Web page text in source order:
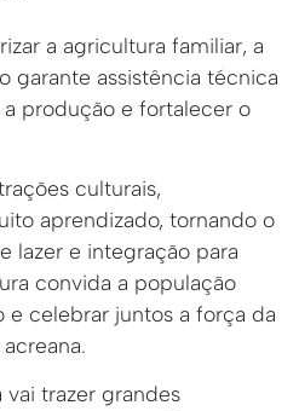
a agricultura familiar, a
garante assistência técnica
produção e fortalecer o
culturais,
aprendizado, tornando o
lazer e integração para
convida a população
e celebrar juntos a força da
vai trazer grandes